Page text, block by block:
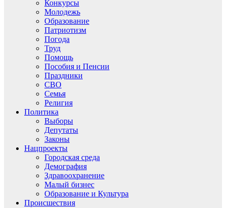
Конкурсы
Молодежь
Образование
Патриотизм
Погода
Труд
Помощь
Пособия и Пенсии
Праздники
СВО
Семья
Религия
Политика
Выборы
Депутаты
Законы
Нацпроекты
Городская среда
Демография
Здравоохранение
Малый бизнес
Образование и Культура
Происшествия